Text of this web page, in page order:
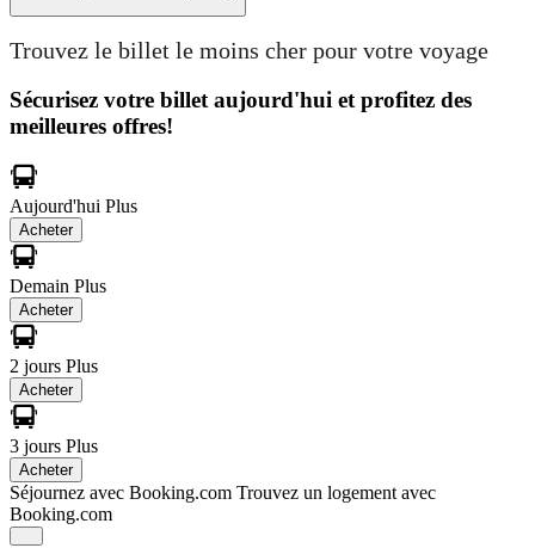
Trouvez le billet le moins cher pour votre voyage
Sécurisez votre billet aujourd'hui et profitez des
meilleures offres!
Aujourd'hui Plus
Acheter
Demain Plus
Acheter
2 jours Plus
Acheter
3 jours Plus
Acheter
Séjournez avec Booking.com Trouvez un logement avec
Booking.com